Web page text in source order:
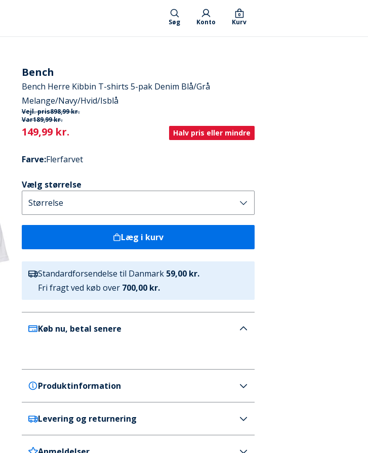
Søg Konto Kurv
0
Bench
Bench Herre Kibbin T-shirts 5-pak Denim Blå/Grå
Melange/Navy/Hvid/Isblå
Vejl. pris898,99 kr.
Var189,99 kr.
Current
149,99 kr. Halv pris eller mindre
Farve:Flerfarvet
Vælg størrelse
Læg i kurv
Standardforsendelse til Danmark 59,00 kr.
Fri fragt ved køb over 700,00 kr.
Køb nu, betal senere
Produktinformation
Bench
Bench Herre Kibbin T-shirts 5-pak Denim Blå/Grå
Melange/Navy/Hvid/Isblå
Levering og returnering